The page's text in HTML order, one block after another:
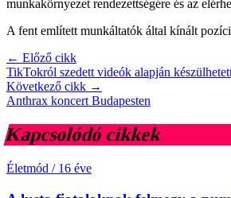
munkakörnyezet rendezettségére és az
A fent említett munkáltatók által kínált
← Előző cikk
TikTokról szedett videók alapján
Következő cikk →
Anthrax koncert Budapesten
Kapcsolódó cikkek
Életmód / 16 éve